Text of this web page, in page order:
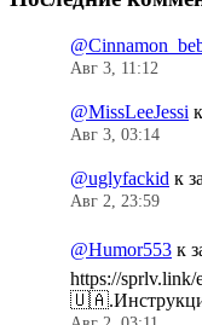
Авг 3, 11:12
@MissLeeJessi
Авг 3, 03:14
@uglyfackid к
Авг 2, 23:59
@Humor553 к
https://